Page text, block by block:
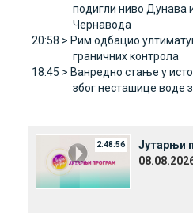
подигли ниво Дунава
Чернавода
20:58 > Рим одбацио
граничних контрола
18:45 > Ванредно стање у
због несташице воде
2:48:56
Јутарњи